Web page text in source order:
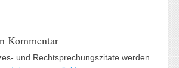
Kommentar
und Rechtsprechungszitate werden